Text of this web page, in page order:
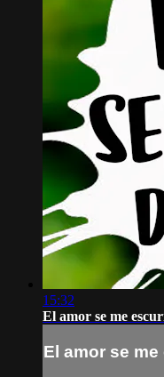
15:32
El amor se me
El amor se